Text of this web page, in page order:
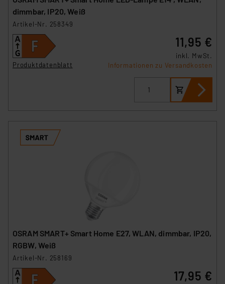
dimmbar, IP20, Weiß
Artikel-Nr. 258349
Produktdatenblatt
11,95 €
inkl. MwSt.
Informationen zu Versandkosten
OSRAM SMART+ Smart Home E27, WLAN, dimmbar, IP20,
RGBW, Weiß
Artikel-Nr. 258169
17,95 €